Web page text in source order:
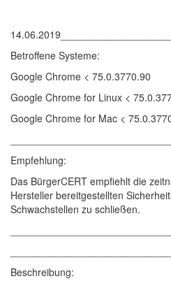
Betroffene Systeme:
Google Chrome < 75.0.3770.90
Google Chrome for Linux <
Google Chrome for Mac <
Empfehlung:
Das BürgerCERT empfiehlt die
Hersteller bereitgestellten
Schwachstellen zu schließen.
Beschreibung: